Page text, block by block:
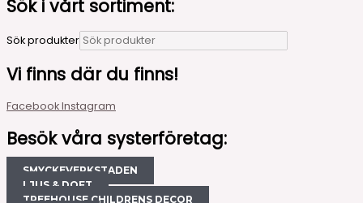
Sök i vårt sortiment:
Sök produkter
Vi finns där du finns!
FacebookInstagram
Besök våra systerföretag:
SMYCKEVERKSTADEN
LJUS & DOFT
TREEHOUSE CHILDRENS DECOR